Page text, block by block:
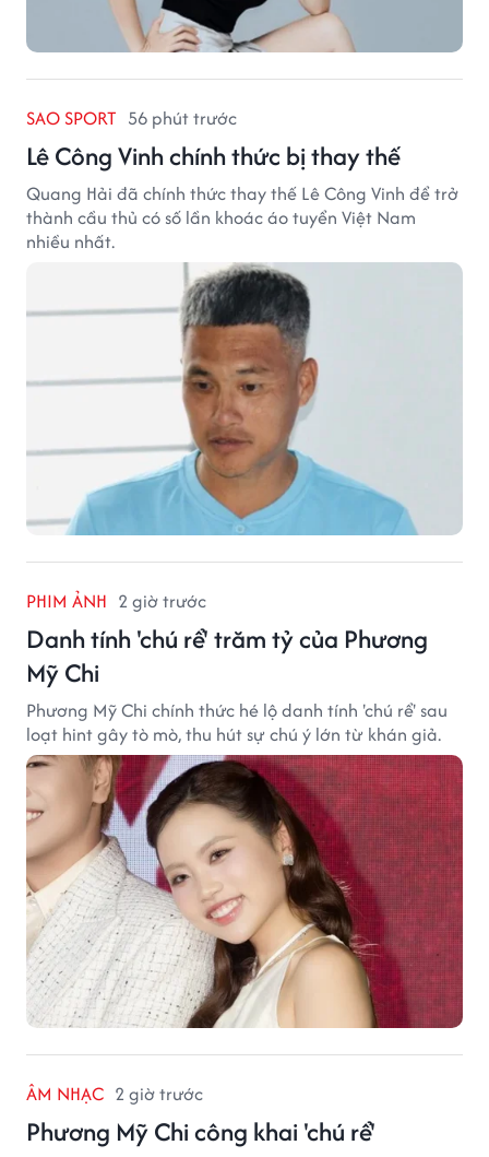
SAO SPORT 56 phút trước
Lê Công Vinh chính thức bị thay thế
Quang Hải đã chính thức thay thế Lê Công Vinh để trở
thành cầu thủ có số lần khoác áo tuyển Việt Nam
nhiều nhất.
PHIM ẢNH 2 giờ trước
Danh tính 'chú rể' trăm tỷ của Phương
Mỹ Chi
Phương Mỹ Chi chính thức hé lộ danh tính 'chú rể' sau
loạt hint gây tò mò, thu hút sự chú ý lớn từ khán giả.
ÂM NHẠC 2 giờ trước
Phương Mỹ Chi công khai 'chú rể'